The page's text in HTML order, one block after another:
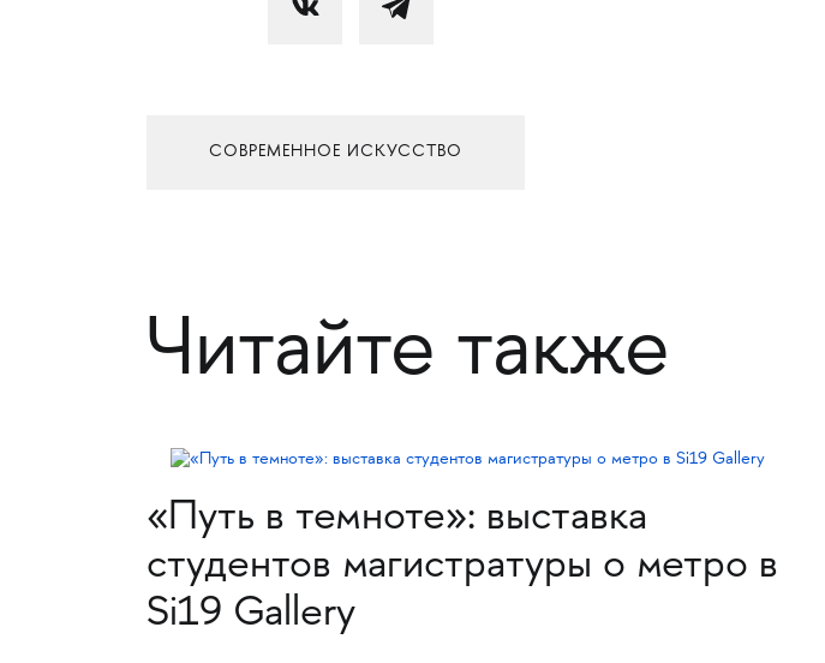
СОВРЕМЕННОЕ ИСКУССТВО
Читайте также
«Путь в темноте»: выставка
студентов магистратуры о метро в
Si19 Gallery